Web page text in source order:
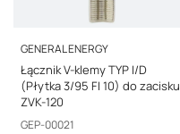
PRODUCENT
GENERAL ENERGY
Łącznik V-klemy TYP I/D
(Płytka 3/95 FI 10) do zacisku
ZVK-120
Kod producenta
GEP-00021